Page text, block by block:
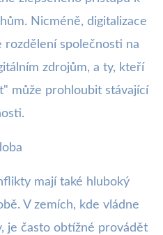
Nicméně, digitalizace
rozdělení společnosti na
zdrojům, a ty, kteří
může prohloubit stávající
mají také hluboký
V zemích, kde vládne
je často obtížné provádět